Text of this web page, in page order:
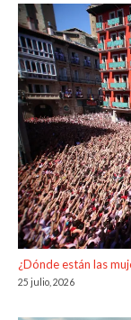
¿Dónde están las
25 julio, 2026